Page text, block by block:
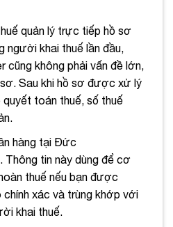
quản lý trực tiếp hồ sơ
người khai thuế lần đầu,
cũng không phải vấn đề lớn,
Sau khi hồ sơ được xử lý
toán thuế, số thuế
hàng tại Đức
Thông tin này dùng để cơ
thuế nếu bạn được
chính xác và trùng khớp với
khai thuế.